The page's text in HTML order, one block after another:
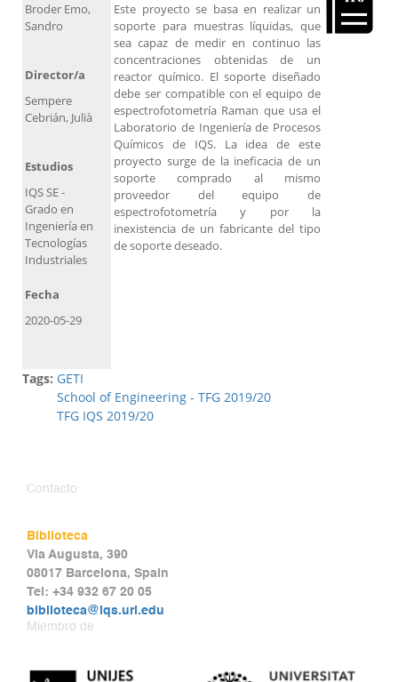
Broder Emo,
Sandro
Este proyecto se basa en realizar un
soporte para muestras líquidas, que
sea capaz de medir en continuo las
concentraciones obtenidas de un
reactor químico. El soporte diseñado
debe ser compatible con el equipo de
espectrofotometría Raman que usa el
Laboratorio de Ingeniería de Procesos
Químicos de IQS. La idea de este
proyecto surge de la ineficacia de un
soporte comprado al mismo
proveedor del equipo de
espectrofotometría y por la
inexistencia de un fabricante del tipo
de soporte deseado.
Director/a
Sempere
Cebrián, Julià
Estudios
IQS SE -
Grado en
Ingeniería en
Tecnologías
Industriales
Fecha
2020-05-29
Tags: GETI
School of Engineering - TFG 2019/20
TFG IQS 2019/20
Contacto
Biblioteca
Via Augusta, 390
08017 Barcelona, Spain
Tel: +34 932 67 20 05
biblioteca@iqs.url.edu
Miembro de